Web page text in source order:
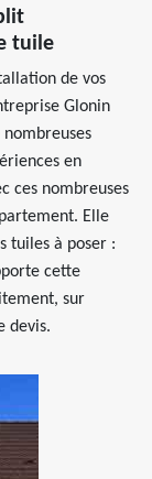
tuile
de vos
Glonin
en
ces nombreuses
Elle
tuiles à poser :
cette
sur
devis.